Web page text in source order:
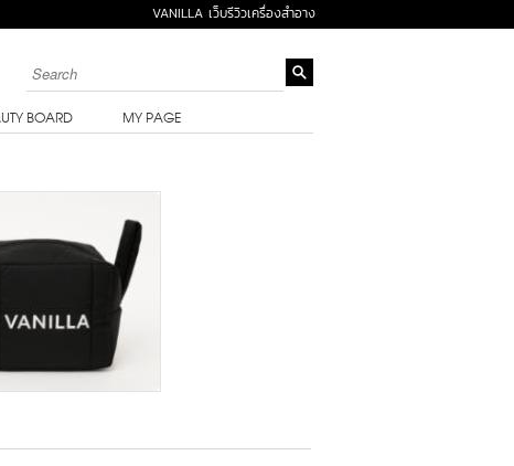
VANILLA เว็บรีวิวเครื่องสำอาง
BOARD MY PAGE